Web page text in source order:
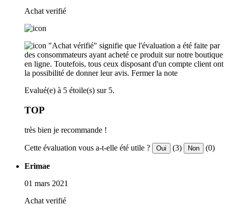
Achat verifié
"Achat vérifié" signifie que l'évaluation a été faite par
des consommateurs ayant acheté ce produit sur notre boutique
en ligne. Toutefois, tous ceux disposant d'un compte client ont
la possibilité de donner leur avis. Fermer la note
Evalué(e) à 5 étoile(s) sur 5.
TOP
très bien je recommande !
Cette évaluation vous a-t-elle été utile ? Oui (3) Non (0)
Erimae
01 mars 2021
Achat verifié